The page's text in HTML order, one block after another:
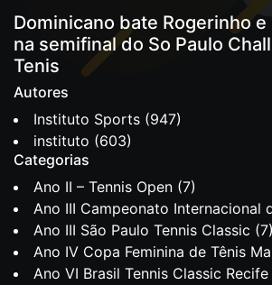
Dominicano bate Rogerinho e
na semifinal do So Paulo
Tenis
Autores
Instituto Sports (947)
instituto (603)
Categorias
Ano II – Tennis Open (7)
Ano III Campeonato Internacional
Ano III São Paulo Tennis Classic (7)
Ano IV Copa Feminina de Tênis
Ano VI Brasil Tennis Classic Recife